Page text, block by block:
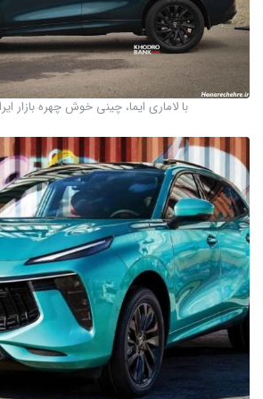
با لاماری ایما، چینی خوش چهره بازار